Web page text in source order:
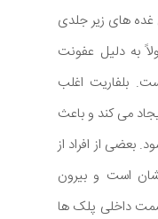
غده های زیر جلدی
به دلیل عفونت
بلفاریت اغلب
می کند و باعث
از افراد از
است و بیرون
داخلی پلک ها